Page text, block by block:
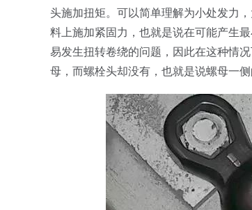
头施加扭矩。可以简单理解为小处发力
料上施加紧固力，也就是说在可能产生
易发生扭转卷绕的问题，因此在这种情
母，而螺栓头却没有，也就是说螺母一